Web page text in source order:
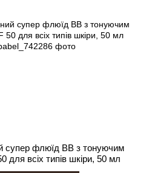
супер флюїд ВВ з тонуючим
для всіх типів шкіри, 50 мл